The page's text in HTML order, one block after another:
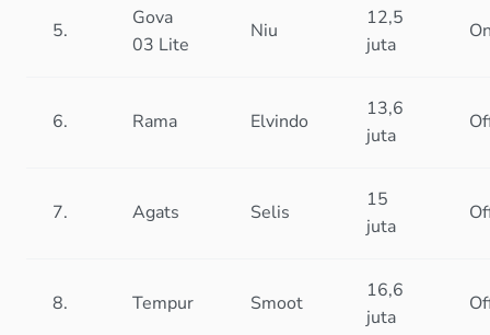
5.
Gova
03 Lite
Niu
12,5
juta
6. Rama Elvindo
13,6
juta
7. Agats Selis
15
juta
8. Tempur Smoot
16,6
juta